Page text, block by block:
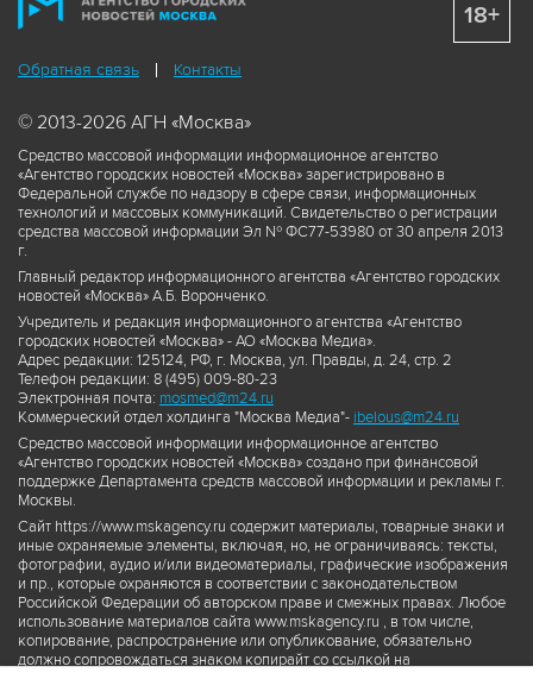
Обратная связь Контакты
© 2013-2026 АГН «Москва»
Средство массовой информации информационное агентство
«Агентство городских новостей «Москва» зарегистрировано в
Федеральной службе по надзору в сфере связи, информационных
технологий и массовых коммуникаций. Свидетельство о регистрации
средства массовой информации Эл № ФС77-53980 от 30 апреля 2013
г.
Главный редактор информационного агентства «Агентство городских
новостей «Москва» А.Б. Воронченко.
Учредитель и редакция информационного агентства «Агентство
городских новостей «Москва» - АО «Москва Медиа».
Адрес редакции: 125124, РФ, г. Москва, ул. Правды, д. 24, стр. 2
Телефон редакции: 8 (495) 009-80-23
Электронная почта: mosmed@m24.ru
Коммерческий отдел холдинга "Москва Медиа"- ibelous@m24.ru
Средство массовой информации информационное агентство
«Агентство городских новостей «Москва» создано при финансовой
поддержке Департамента средств массовой информации и рекламы г.
Москвы.
Сайт https://www.mskagency.ru содержит материалы, товарные знаки и
иные охраняемые элементы, включая, но, не ограничиваясь: тексты,
фотографии, аудио и/или видеоматериалы, графические изображения
и пр., которые охраняются в соответствии с законодательством
Российской Федерации об авторском праве и смежных правах. Любое
использование материалов сайта www.mskagency.ru , в том числе,
копирование, распространение или опубликование, обязательно
должно сопровождаться знаком копирайт со ссылкой на
18+